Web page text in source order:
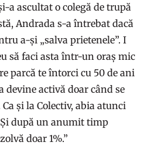
a ascultat o colegă de trupă
Andrada s-a întrebat dacă
a-și „salva prietenele”. I
să faci asta într-un oraș mic
parcă te întorci cu 50 de ani
devine activă doar când se
și la Colectiv, abia atunci
după un anumit timp
doar 1%.”